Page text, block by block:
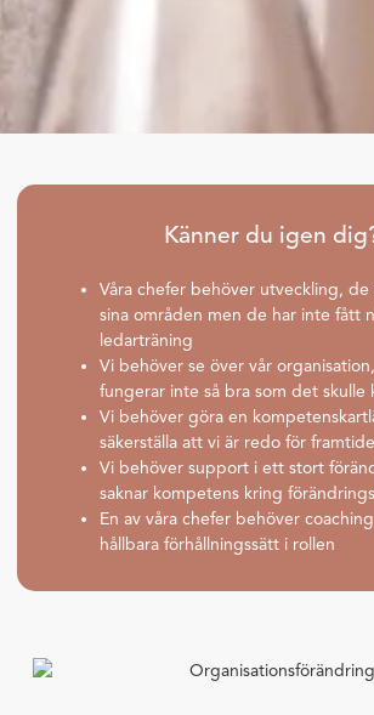
Känner du igen
Våra chefer behöver utveckling,
sina områden men de har inte fått
ledarträning
Vi behöver se över vår
fungerar inte så bra som det skulle
Vi behöver göra en
säkerställa att vi är redo för
Vi behöver support i ett stort
saknar kompetens kring
En av våra chefer behöver
hållbara förhållningssätt i rollen